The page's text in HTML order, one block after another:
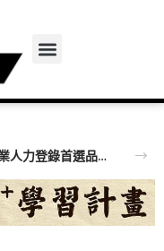
智匯保經人力成長雙冠王三連霸！保經業人力登錄首選品牌 邁向萬人保經新里程